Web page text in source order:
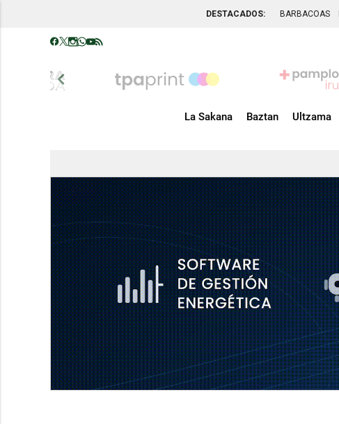
DESTACADOS: BARBACOAS
chevron_left
La Sakana Baztan Ultzama